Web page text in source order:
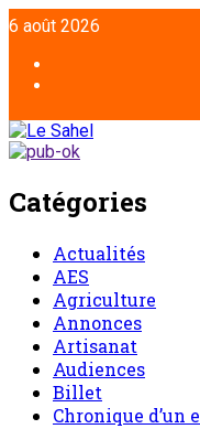
Aller
au
contenu
6 août 2026
Catégories
Actualités
AES
Agriculture
Annonces
Artisanat
Audiences
Billet
Chronique d’un